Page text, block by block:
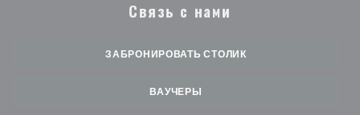
Связь с нами
ЗАБРОНИРОВАТЬ СТОЛИК
ВАУЧЕРЫ